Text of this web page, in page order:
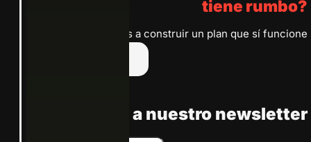
tiene rumbo?
Te ayudamos a construir un plan que sí funcione
Suscribete a nuestro newsletter